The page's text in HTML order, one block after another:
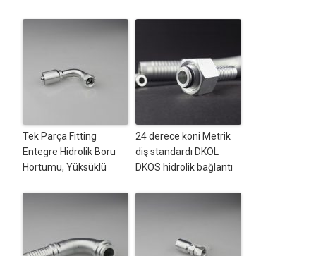
Tek Parça Fitting
Entegre Hidrolik Boru
Hortumu, Yüksüklü
24 derece koni Metrik
diş standardı DKOL
DKOS hidrolik bağlantı